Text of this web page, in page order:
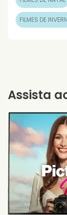
FILMES DE
Assista